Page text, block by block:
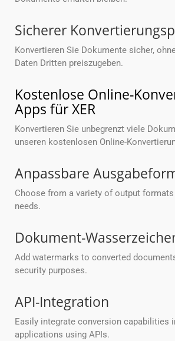
Sicherer
Konvertieren Sie Dokumente sicher,
Daten Dritten preiszugeben.
Kostenlose Online-
Apps für XER
Konvertieren Sie unbegrenzt viele
unseren kostenlosen Online-
Anpassbare
Choose from a variety of output
needs.
Dokument-
Add watermarks to converted
security purposes.
API-Integration
Easily integrate conversion capabilities
applications using APIs.